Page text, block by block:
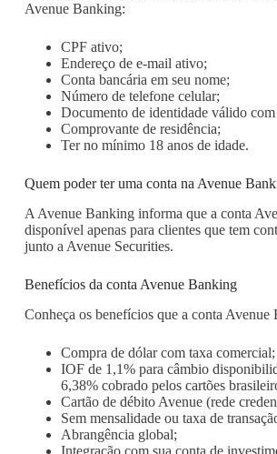
Avenue Banking:
CPF ativo;
Endereço de e-mail ativo;
Conta bancária em seu nome;
Número de telefone celular;
Documento de identidade válido
Comprovante de residência;
Ter no mínimo 18 anos de idade.
Quem poder ter uma conta na Avenue
A Avenue Banking informa que a conta
disponível apenas para clientes que tem
junto a Avenue Securities.
Benefícios da conta Avenue Banking
Conheça os benefícios que a conta Avenue
Compra de dólar com taxa comercial;
IOF de 1,1% para câmbio
6,38% cobrado pelos cartões
Cartão de débito Avenue (rede
Sem mensalidade ou taxa de
Abrangência global;
Integração com sua conta de